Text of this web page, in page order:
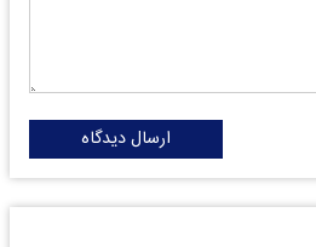
ارسال دیدگاه